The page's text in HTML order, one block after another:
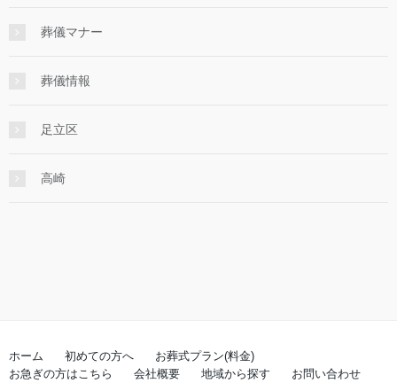
葬儀マナー
葬儀情報
足立区
高崎
ホーム 初めての方へ
お葬式プラン(料金)
お急ぎの方はこちら
会社概要 地域から探す
お問い合わせ